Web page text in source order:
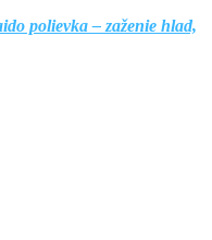
polievka – zaženie hlad,